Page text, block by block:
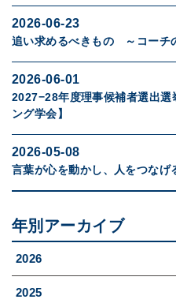
2026-06-23
追い求めるべきもの ～コーチ
2026-06-01
2027−28年度理事候補者選出
ング学会】
2026-05-08
言葉が心を動かし、人をつなげ
年別アーカイブ
2026
2025